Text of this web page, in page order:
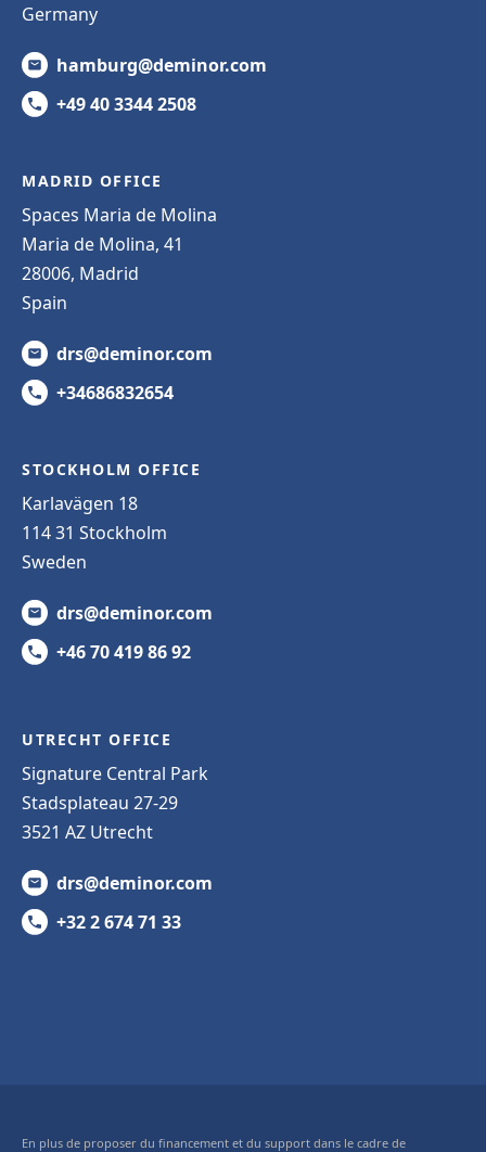
Germany
hamburg@deminor.com
+49 40 3344 2508
MADRID OFFICE
Spaces Maria de Molina
Maria de Molina, 41
28006, Madrid
Spain
drs@deminor.com
+34686832654
STOCKHOLM OFFICE
Karlavägen 18
114 31 Stockholm
Sweden
drs@deminor.com
+46 70 419 86 92
UTRECHT OFFICE
Signature Central Park
Stadsplateau 27-29
3521 AZ Utrecht
drs@deminor.com
+32 2 674 71 33
En plus de proposer du financement et du support dans le cadre de